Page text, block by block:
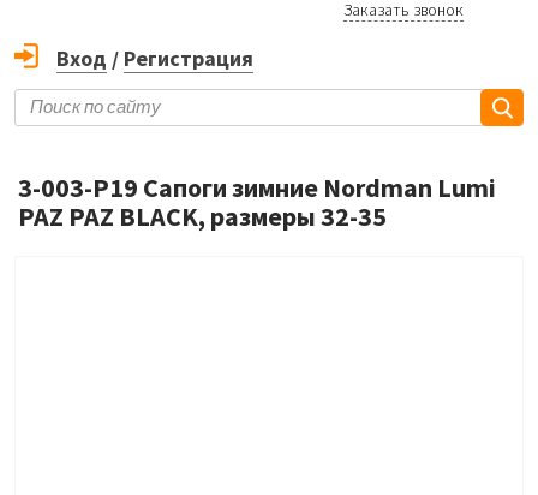
Заказать звонок
Вход / Регистрация
3-003-P19 Сапоги зимние Nordman Lumi
PAZ PAZ BLACK, размеры 32-35